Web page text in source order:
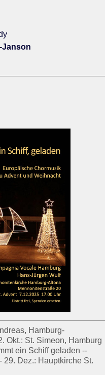
Janson
Hamburg-
Okt.: St. Simeon, Hamburg
ein Schiff geladen --
29. Dez.: Hauptkirche St.